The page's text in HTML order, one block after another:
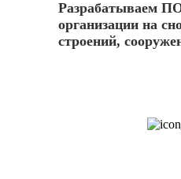
Разрабатываем
организации на
строений,